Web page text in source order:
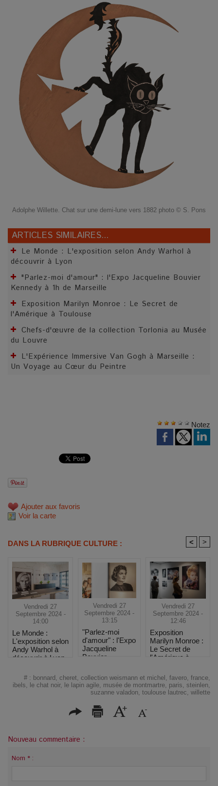
Adolphe Willette. Chat sur une demi-lune vers 1882 photo © S. Pons
ARTICLES SIMILAIRES...
Le Monde : L'exposition selon Andy Warhol à
découvrir à Lyon
"Parlez-moi d'amour" : l'Expo Jacqueline Bouvier
Kennedy à 1h de Marseille
Exposition Marilyn Monroe : Le Secret de
l'Amérique à Toulouse
Chefs-d'œuvre de la collection Torlonia au Musée
du Louvre
L'Expérience Immersive Van Gogh à Marseille :
Un Voyage au Cœur du Peintre
Notez
Ajouter aux favoris
Voir la carte
DANS LA RUBRIQUE CULTURE : < >
Vendredi 27
Septembre 2024 -
14:00
Le Monde :
L'exposition selon
Andy Warhol à
découvrir à Lyon
Vendredi 27
Septembre 2024 -
13:15
"Parlez-moi
d'amour" : l'Expo
Jacqueline
Bouvier
Marseille
Vendredi 27
Septembre 2024 -
12:46
Exposition
Marilyn Monroe :
Le Secret de
l'Amérique à
# : bonnard , cheret, collection weismann et michel , favero, france,
ibels, le chat noir, le lapin agile, musée de montmartre, paris, steinlen,
suzanne valadon, toulouse lautrec, willette
Nouveau commentaire :
Nom * :